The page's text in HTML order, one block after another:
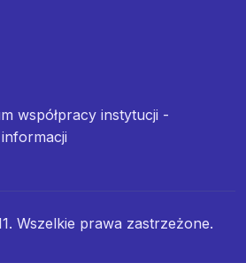
współpracy instytucji -
Wszelkie prawa zastrzeżone.